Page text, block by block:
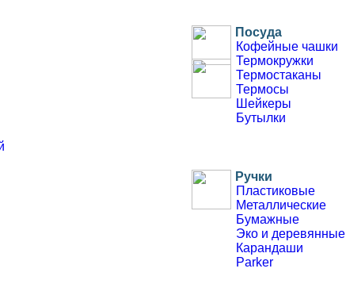
Веер-трещотка
Тейбл тент
Из картона
Посуда
Кофейные чашки
Термокружки
Термостаканы
Термосы
Шейкеры
Бутылки
Ручки
Пластиковые
Металлические
Бумажные
Эко и деревянные
Карандаши
Parker